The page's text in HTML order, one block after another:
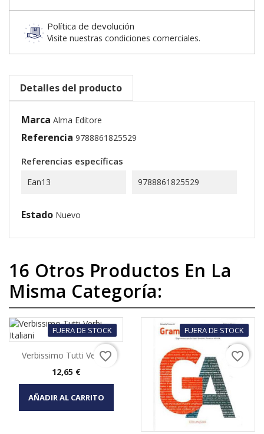
Política de devolución
Visite nuestras condiciones comerciales.
Detalles del producto
Marca Alma Editore
Referencia 9788861825529
Referencias específicas
Ean13 9788861825529
Estado Nuevo
16 Otros Productos En La
Misma Categoría:
FUERA DE STOCK
Verbissimo Tutti Verbi...
Precio
12,65 €
AÑADIR AL CARRITO
favorite_border
FUERA DE STOCK
favorite_border